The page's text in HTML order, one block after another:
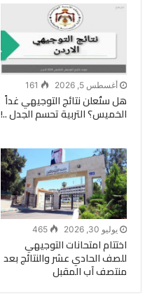
أغسطس 5, 2026 161
هل ستُعلن نتائج التوجيهي غداً
الخميس؟ التربية تحسم الجدل ..!
يوليو 30, 2026 465
اختتام امتحانات التوجيهي
للصف الحادي عشر والنتائج بعد
منتصف آب المقبل